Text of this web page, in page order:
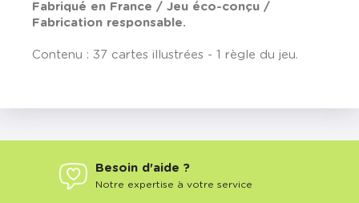
Fabriqué en France / Jeu éco-conçu /
Fabrication responsable.
Contenu : 37 cartes illustrées - 1 règle du jeu.
Besoin d'aide ?
Notre expertise à votre service